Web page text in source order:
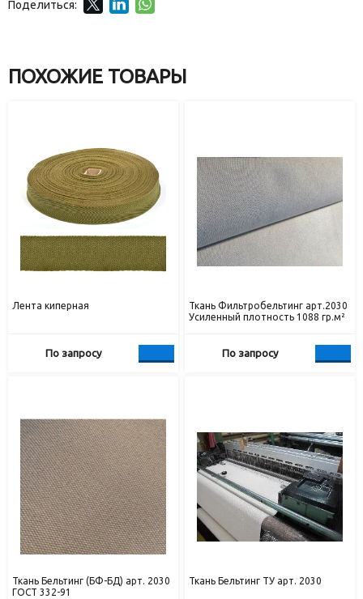
Поделиться:
ПОХОЖИЕ ТОВАРЫ
Лента киперная
По запросу
Ткань Фильтробельтинг арт.2030
Усиленный плотность 1088 гр.м²
По запросу
Ткань Бельтинг (БФ-БД) арт. 2030
ГОСТ 332-91
Ткань Бельтинг ТУ арт. 2030